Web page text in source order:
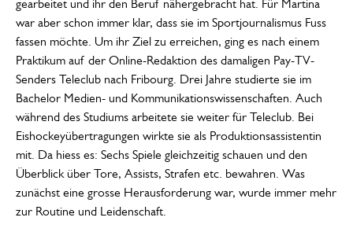
gearbeitet und ihr den Beruf nähergebracht hat. Für Martina
war aber schon immer klar, dass sie im Sportjournalismus Fuss
fassen möchte. Um ihr Ziel zu erreichen, ging es nach einem
Praktikum auf der Online-Redaktion des damaligen Pay-TV-
Senders Teleclub nach Fribourg. Drei Jahre studierte sie im
Bachelor Medien- und Kommunikationswissenschaften. Auch
während des Studiums arbeitete sie weiter für Teleclub. Bei
Eishockeyübertragungen wirkte sie als Produktionsassistentin
mit. Da hiess es: Sechs Spiele gleichzeitig schauen und den
Überblick über Tore, Assists, Strafen etc. bewahren. Was
zunächst eine grosse Herausforderung war, wurde immer mehr
zur Routine und Leidenschaft.